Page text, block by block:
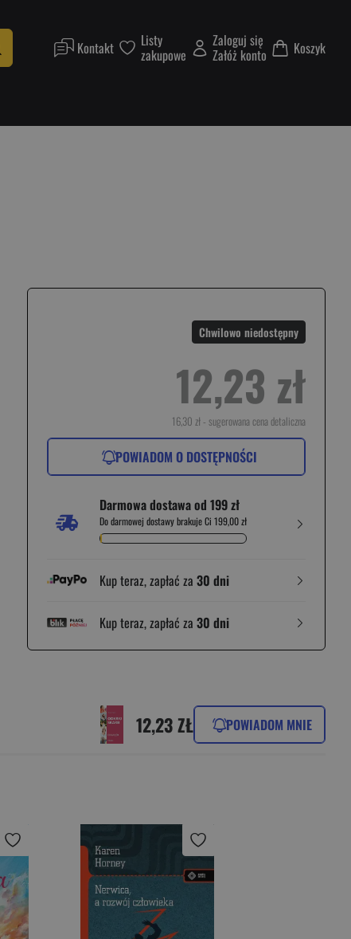
Kontakt Listy
zakupowe
Zaloguj się
Załóż konto Koszyk
Chwilowo niedostępny
12,23 zł
16,30 zł - sugerowana cena detaliczna
POWIADOM O DOSTĘPNOŚCI
Darmowa dostawa od 199 zł
Do darmowej dostawy brakuje Ci 199,00 zł
Kup teraz, zapłać za 30 dni
Kup teraz, zapłać za 30 dni
12,23 ZŁ POWIADOM MNIE